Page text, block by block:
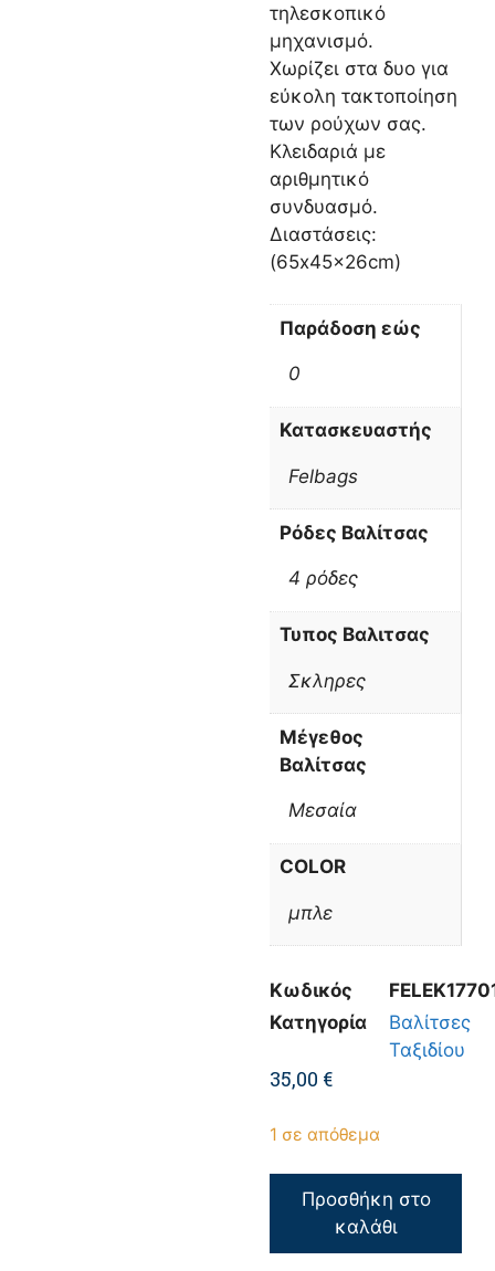
τηλεσκοπικό
μηχανισμό.
Χωρίζει στα δυο για
εύκολη τακτοποίηση
των ρούχων σας.
Κλειδαριά με
αριθμητικό
συνδυασμό.
Διαστάσεις:
(65x45x26cm)
Παράδοση εώς
0
Κατασκευαστής
Felbags
Ρόδες Βαλίτσας
4 ρόδες
Τυπος Βαλιτσας
Σκληρες
Μέγεθος
Βαλίτσας
Μεσαία
COLOR
μπλε
Κωδικός
Κατηγορία
Βαλίτσες
Ταξιδίου
35,00 €
1 σε απόθεμα
Προσθήκη στο
καλάθι